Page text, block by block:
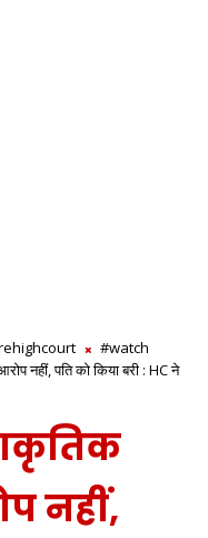
#watch
नहीं, पति को किया बरी : HC ने
नहीं,